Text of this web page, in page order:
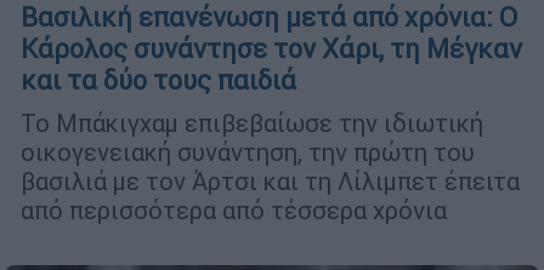
Βασιλική επανένωση μετά από χρόνια: Ο
Κάρολος συνάντησε τον Χάρι, τη Μέγκαν
και τα δύο τους παιδιά
Το Μπάκιγχαμ επιβεβαίωσε την ιδιωτική
οικογενειακή συνάντηση, την πρώτη του
βασιλιά με τον Άρτσι και τη Λίλιμπετ έπειτα
από περισσότερα από τέσσερα χρόνια